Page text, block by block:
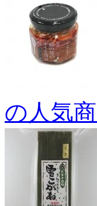
の人気商